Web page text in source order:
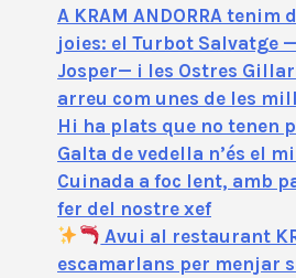
A KRAM ANDORRA
joies: el Turbot Salvatge
Josper— i les Ostres
arreu com unes de les
Hi ha plats que no tenen
Galta de vedella n’és el
Cuinada a foc lent, amb
fer del nostre xef
Avui al restaurant
escamarlans per menjar